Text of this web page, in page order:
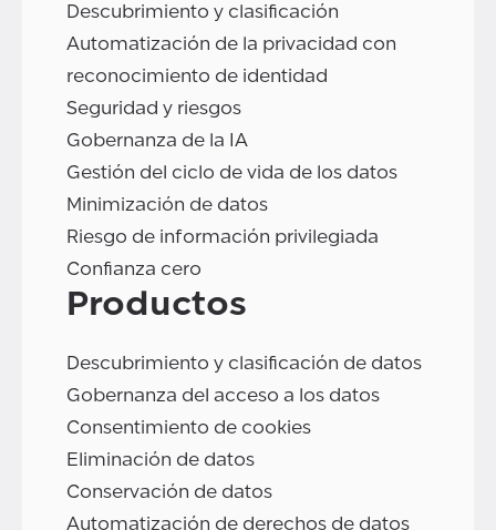
Descubrimiento y clasificación
Automatización de la privacidad con
reconocimiento de identidad
Seguridad y riesgos
Gobernanza de la IA
Gestión del ciclo de vida de los datos
Minimización de datos
Riesgo de información privilegiada
Confianza cero
Productos
Descubrimiento y clasificación de datos
Gobernanza del acceso a los datos
Consentimiento de cookies
Eliminación de datos
Conservación de datos
Automatización de derechos de datos